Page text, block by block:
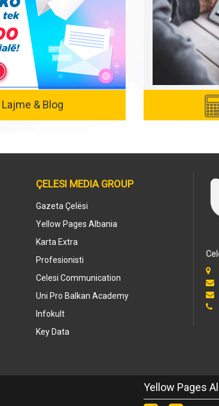
Lajme & Blog
ÇELESI MEDIA GROUP
Gazeta Çelësi
Yellow Pages Albania
Karta Extra
Profesionisti
Celesi Communication
Uni Pro Balkan Academy
Infokult
Key Data
Yellow Pages